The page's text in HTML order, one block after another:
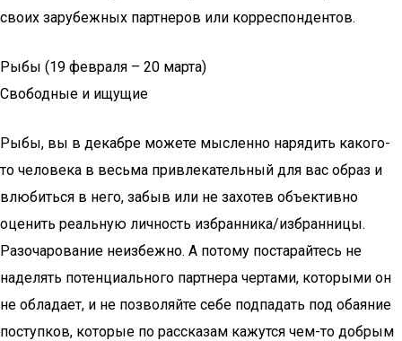
своих зарубежных партнеров или корреспондентов.
Рыбы (19 февраля – 20 марта)
Свободные и ищущие
Рыбы, вы в декабре можете мысленно нарядить какого-
то человека в весьма привлекательный для вас образ и
влюбиться в него, забыв или не захотев объективно
оценить реальную личность избранника/избранницы.
Разочарование неизбежно. А потому постарайтесь не
наделять потенциального партнера чертами, которыми он
не обладает, и не позволяйте себе подпадать под обаяние
поступков, которые по рассказам кажутся чем-то добрым